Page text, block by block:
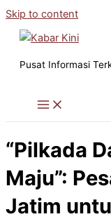
Skip to content
Pusat Informasi
“Pilkada
Maju”:
Jatim